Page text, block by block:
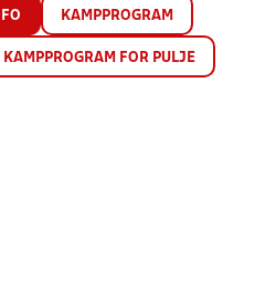
KAMPPROGRAM
KAMPPROGRAM FOR PULJE